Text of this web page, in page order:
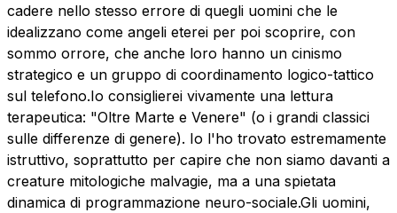
cadere nello stesso errore di quegli uomini che le
idealizzano come angeli eterei per poi scoprire, con
sommo orrore, che anche loro hanno un cinismo
strategico e un gruppo di coordinamento logico-tattico
sul telefono. ​Io consiglierei vivamente una lettura
terapeutica: "Oltre Marte e Venere" (o i grandi classici
sulle differenze di genere). Io l'ho trovato estremamente
istruttivo, soprattutto per capire che non siamo davanti a
creature mitologiche malvagie, ma a una spietata
dinamica di programmazione neuro-sociale. ​Gli uomini,